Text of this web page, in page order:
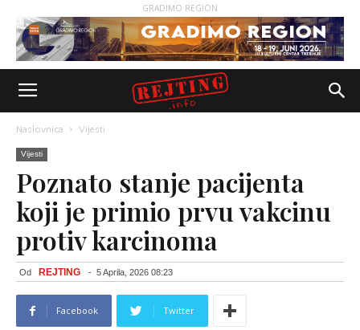
GRADIMO REGION
Naslovnica Vijesti
Vijesti
Poznato stanje pacijenta
koji je primio prvu vakcinu
protiv karcinoma
Od REJTING - 5 Aprila, 2026 08:23
Facebook Twitter